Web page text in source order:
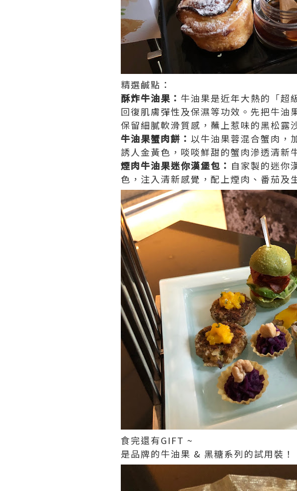
精選鹹點：
酥炸牛油果： 牛油果是近年大熱的「超
回復肌膚彈性及保濕等功效。先把牛油
保留細膩軟滑質感，蘸上惹味的黑松露
牛油果蟹肉餅： 以牛油果蓉混合蟹肉，
誘人金黃色，啖啖鮮甜的蟹肉滲透清新
煙肉牛油果迷你漢堡包： 自家製的迷你
色，注入清新感覺，配上煙肉、番茄及
食完還有GIFT ~
是品牌的牛油果 & 黑糖系列的試用裝！